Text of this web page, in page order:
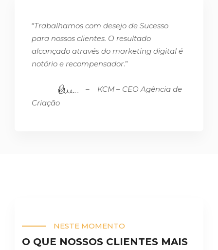
“Trabalhamos com desejo de Sucesso
para nossos clientes. O resultado
alcançado através do marketing digital é
notório e recompensador.”
– KCM – CEO Agência de
Criação
NESTE MOMENTO
O QUE NOSSOS CLIENTES MAIS